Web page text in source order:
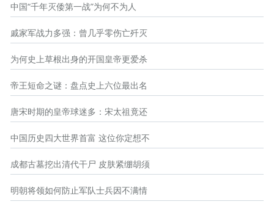
中国“千年灭倭第一战”为何不为人
戚家军战力多强：曾几乎零伤亡歼灭
为何史上草根出身的开国皇帝更爱杀
帝王短命之谜：盘点史上六位最出名
唐宋时期的皇帝球迷多：宋太祖竟还
中国历史四大世界首富 这位你定想不
成都古墓挖出清代干尸 皮肤紧绷胡须
明朝将领如何防止军队士兵因不满情